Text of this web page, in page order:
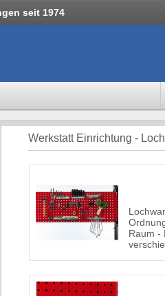
seit 1974
Werkstatt Einrichtung -
Raum -